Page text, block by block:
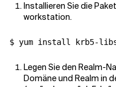
Installieren Sie die
workstation.
Legen Sie den Realm-
Domäne und Realm in